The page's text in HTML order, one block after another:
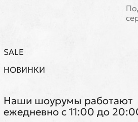
SALE
НОВИНКИ
Наши шоурумы работают
ежедневно с 11:00 до